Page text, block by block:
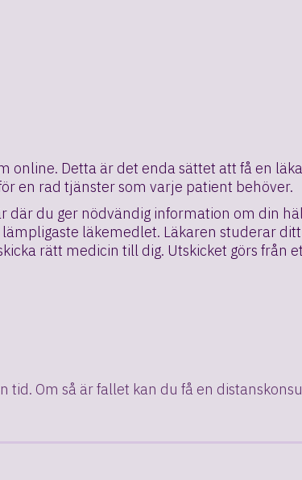
online. Detta är det enda sättet att få en
en rad tjänster som varje patient behöver.
du ger nödvändig information om din
läkemedlet. Läkaren studerar
rätt medicin till dig. Utskicket görs från
Om så är fallet kan du få en